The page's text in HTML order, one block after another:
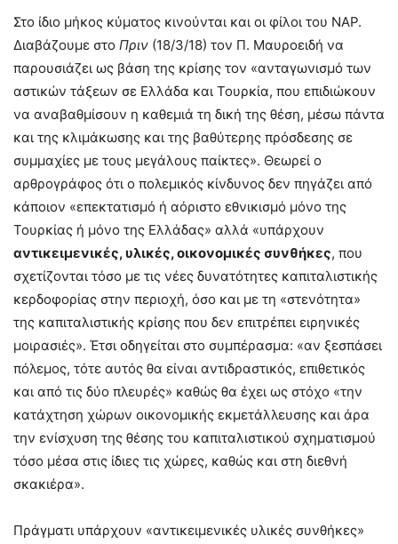
Στο ίδιο μήκος κύματος κινούνται και οι φίλοι του ΝΑΡ.
Διαβάζουμε στο Πριν (18/3/18) τον Π. Μαυροειδή να
παρουσιάζει ως βάση της κρίσης τον «ανταγωνισμό των
αστικών τάξεων σε Ελλάδα και Τουρκία, που επιδιώκουν
να αναβαθμίσουν η καθεμιά τη δική της θέση, μέσω πάντα
και της κλιμάκωσης και της βαθύτερης πρόσδεσης σε
συμμαχίες με τους μεγάλους παίκτες». Θεωρεί ο
αρθρογράφος ότι ο πολεμικός κίνδυνος δεν πηγάζει από
κάποιον «επεκτατισμό ή αόριστο εθνικισμό μόνο της
Τουρκίας ή μόνο της Ελλάδας» αλλά «υπάρχουν
αντικειμενικές, υλικές, οικονομικές συνθήκες, που
σχετίζονται τόσο με τις νέες δυνατότητες καπιταλιστικής
κερδοφορίας στην περιοχή, όσο και με τη «στενότητα»
της καπιταλιστικής κρίσης που δεν επιτρέπει ειρηνικές
μοιρασιές». Έτσι οδηγείται στο συμπέρασμα: «αν ξεσπάσει
πόλεμος, τότε αυτός θα είναι αντιδραστικός, επιθετικός
και από τις δύο πλευρές» καθώς θα έχει ως στόχο «την
κατάχτηση χώρων οικονομικής εκμετάλλευσης και άρα
την ενίσχυση της θέσης του καπιταλιστικού σχηματισμού
τόσο μέσα στις ίδιες τις χώρες, καθώς και στη διεθνή
σκακιέρα».
Πράγματι υπάρχουν «αντικειμενικές υλικές συνθήκες»